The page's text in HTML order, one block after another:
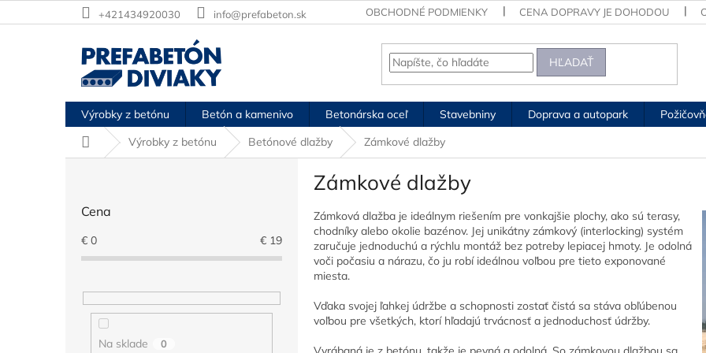
na
+421434920030 info@prefabeton.sk OBCHODNÉ PODMIENKY CENA DOPRAVY JE DOHODOU
HĽADAŤ
Výrobky z betónu Betón a kamenivo Betonárska oceľ Stavebniny Doprava a autopark
DomovVýrobky z betónu Betónové dlažby Zámkové dlažby
Cena
€ 0 € 19
Na sklade 0
Zámkové dlažby
Zámková dlažba je ideálnym riešením pre vonkajšie plochy, ako sú terasy,
chodníky alebo okolie bazénov. Jej unikátny zámkový (interlocking) systém
zaručuje jednoduchú a rýchlu montáž bez potreby lepiacej hmoty. Je odolná
voči počasiu a nárazu, čo ju robí ideálnou voľbou pre tieto exponované
miesta.
Vďaka svojej ľahkej údržbe a schopnosti zostať čistá sa stáva obľúbenou
voľbou pre všetkých, ktorí hľadajú trvácnosť a jednoduchosť údržby.